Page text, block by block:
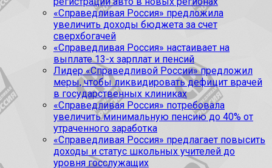
«Справедливая Россия» предложила
увеличить доходы бюджета за счет
сверхбогачей
«Справедливая Россия» настаивает на
выплате 13-х зарплат и пенсий
Лидер «Справедливой России» предложил
меры, чтобы ликвидировать дефицит врачей
в государственных клиниках
«Справедливая Россия» потребовала
увеличить минимальную пенсию до 40% от
утраченного заработка
«Справедливая Россия» предлагает повысить
доходы и статус школьных учителей до
уровня госслужащих